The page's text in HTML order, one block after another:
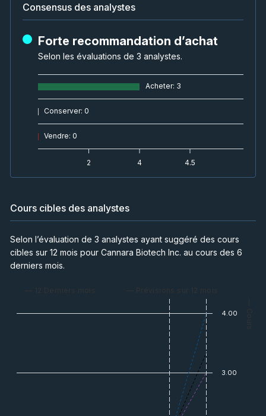
Consensus des analystes
Forte recommandation d’achat
Selon les évaluations de 3 analystes.
Acheter: 3
Conserver: 0
Vendre: 0
2 4 4.5
Cours cibles des analystes
Selon l’évaluation de 3 analystes ayant suggéré des cours
cibles sur 12 mois pour Cannara Biotech Inc. au cours des 6
derniers mois.
— 12 Derniers mois — Prévisions sur 12 mois
— Cours
3.00
4.00